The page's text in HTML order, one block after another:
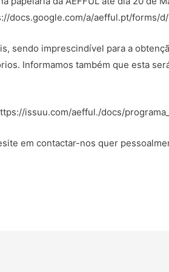
docs.google.com/a/aefful.pt/forms/
sendo imprescindível para a
Informamos também que esta
issuu.com/aefful./docs/
em contactar-nos quer